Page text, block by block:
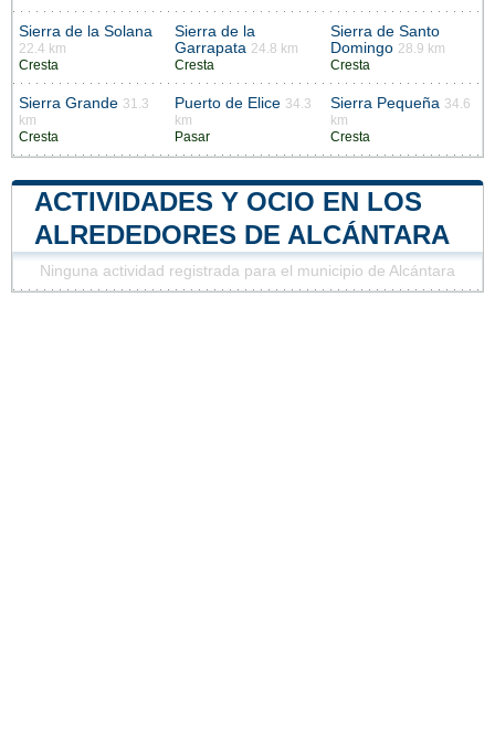
Sierra de la Solana
22.4 km
Cresta
Sierra de la
Garrapata 24.8 km
Cresta
Sierra de Santo
Domingo 28.9 km
Cresta
Sierra Grande 31.3
km
Cresta
Puerto de Elice 34.3
km
Pasar
Sierra Pequeña 34.6
km
Cresta
ACTIVIDADES Y OCIO EN LOS
ALREDEDORES DE ALCÁNTARA
Ninguna actividad registrada para el municipio de Alcántara